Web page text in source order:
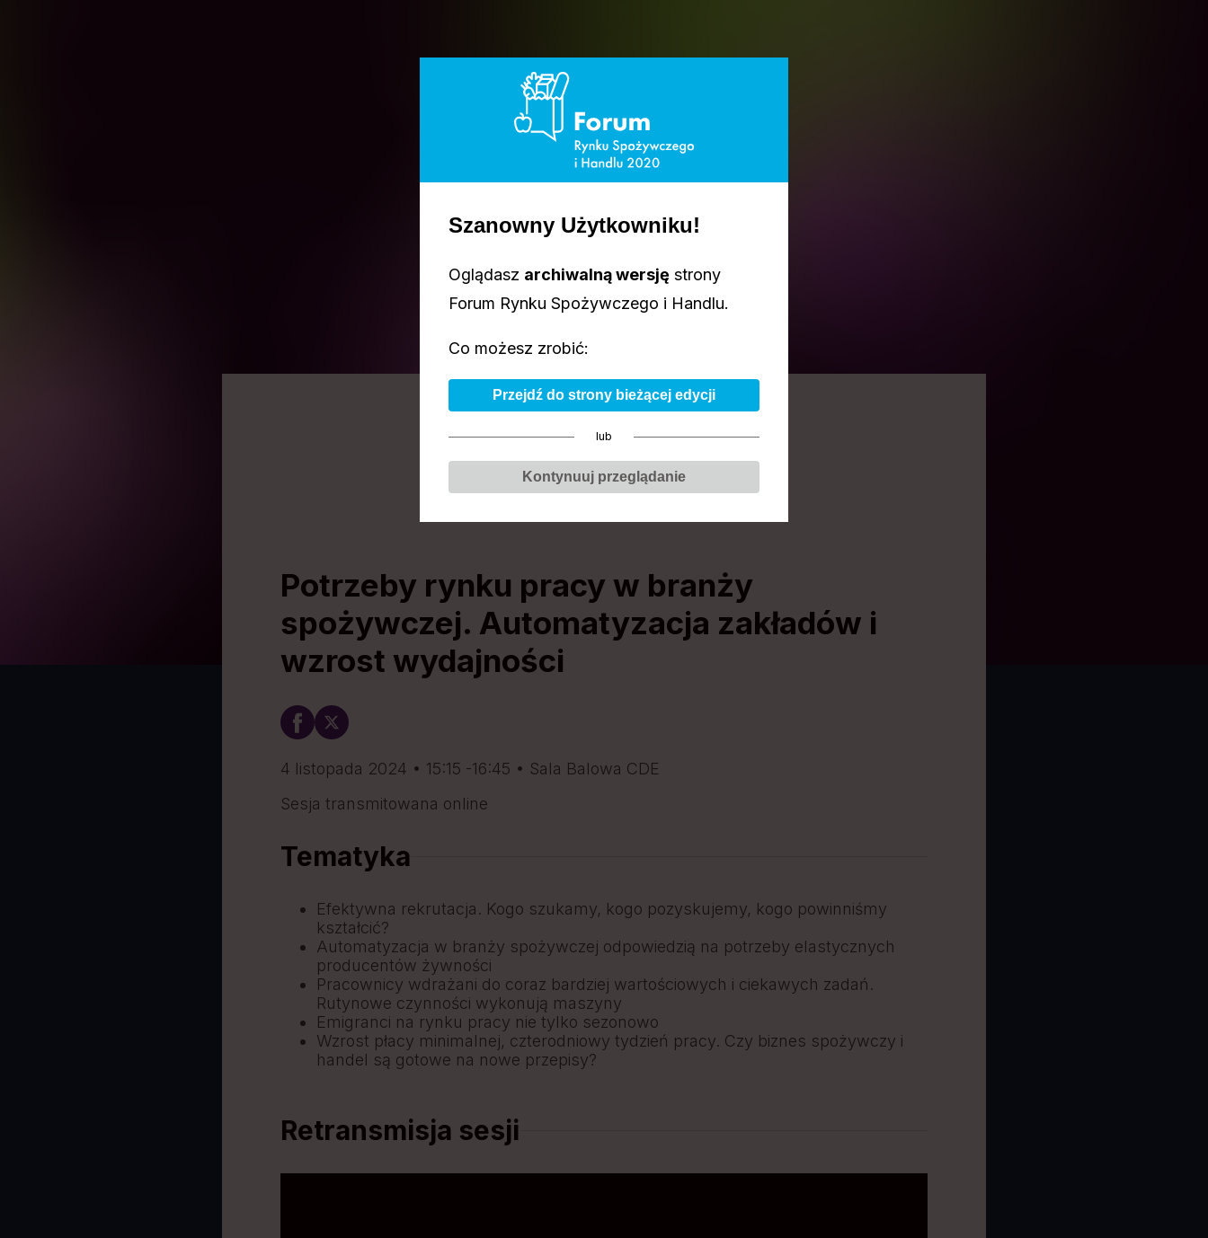
AGENDA
DZIEŃ 1
2024.11.04
DZIEŃ 2
2024.11.05
Potrzeby rynku pracy w branży
spożywczej. Automatyzacja zakładów i
wzrost wydajności
4 listopada 2024 • 15:15 -16:45 • Sala Balowa CDE
Sesja transmitowana online
Tematyka
Efektywna rekrutacja. Kogo szukamy, kogo pozyskujemy, kogo powinniśmy
kształcić?
Automatyzacja w branży spożywczej odpowiedzią na potrzeby elastycznych
producentów żywności
Pracownicy wdrażani do coraz bardziej wartościowych i ciekawych zadań.
Rutynowe czynności wykonują maszyny
Emigranci na rynku pracy nie tylko sezonowo
Wzrost płacy minimalnej, czterodniowy tydzień pracy. Czy biznes spożywczy i
handel są gotowe na nowe przepisy?
Retransmisja sesji
Szanowny Użytkowniku!
Oglądasz archiwalną wersję strony
Forum Rynku Spożywczego i Handlu.
Co możesz zrobić:
Przejdź do strony bieżącej edycji
lub
Kontynuuj przeglądanie